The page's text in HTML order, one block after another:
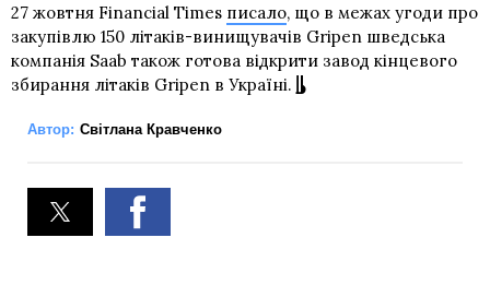
27 жовтня Financial Times писало, що в межах угоди про
закупівлю 150 літаків-винищувачів Gripen шведська
компанія Saab також готова відкрити завод кінцевого
збирання літаків Gripen в Україні.
Автор: Світлана Кравченко